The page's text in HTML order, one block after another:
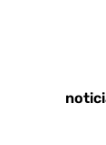
Últimas